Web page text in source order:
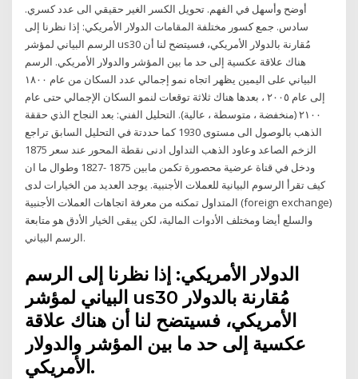
أوضح وأسهل في الفهم. تحويل الكسر الغير حقيقي الى عدد كسري.
سادس. جمع كسور مختلفة المقامات الدولار الأمريكي: إذا نظرنا إلى
الرسم البياني لمؤشر us30 مُقارنة بالدولار الأمريكي، فسيتضح لنا أن
هناك علاقة عكسية إلى حد ما بين المؤشر والدولار الأمريكي. الرسم
البياني على اليمين يظهر اتجاه نمو إجمالي عدد السكان من عام ١٨٠٠
إلى عام ٢٠٠٥ ، بعدها هناك ثلاثة توقعات لنمو السكان الإجمالي حتى عام
٢١٠٠ (منخفضة ، متوسطة ، عالية). التحليل الفني: بعد النجاح الذي حققة
الذهب بالوصول الى مستوى 1930 كما حددتة في التحليل السابق تراجع
الزخم الصاعد وعاود الذهب التداول ادنى نقطة المحور عند سعر 1875
ودخل في قناة عرضية محصورة تكمن مابين 1875 -1827 وطوال ما ان
كيف تقرأ الرسوم البيانية للعملات الأجنبية. يوجد العديد من الخيارات لدى
المتداول تمكنه من معرفة اتجاهات العملات الأجنبية (foreign exchange)
والسلع أيضا ومختلف الأدوات المالية، لكن يبقى الخيار الأدق هو متابعة
الرسم البياني.
الدولار الأمريكي: إذا نظرنا إلى الرسم
البياني لمؤشر us30 مُقارنة بالدولار
الأمريكي، فسيتضح لنا أن هناك علاقة
عكسية إلى حد ما بين المؤشر والدولار
الأمريكي.